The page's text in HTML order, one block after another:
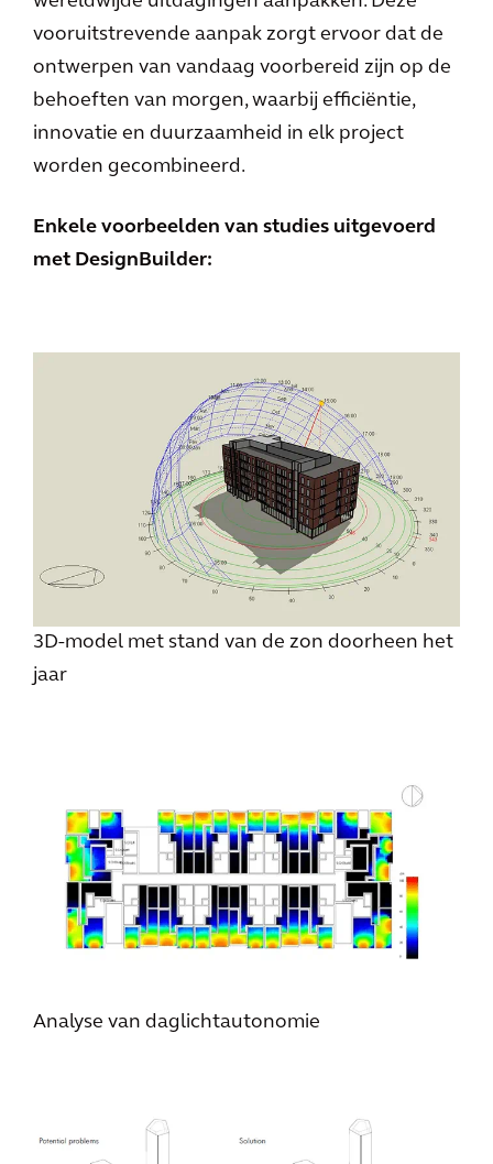
vooruitstrevende aanpak zorgt ervoor dat de
ontwerpen van vandaag voorbereid zijn op de
behoeften van morgen, waarbij efficiëntie,
innovatie en duurzaamheid in elk project
worden gecombineerd.
Enkele voorbeelden van studies uitgevoerd
met DesignBuilder:
3D-model met stand van de zon doorheen het
jaar
Analyse van daglichtautonomie